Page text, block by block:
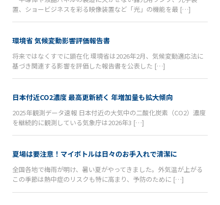
置、ショービジネスを彩る映像装置など「光」の機能を最 […]
環境省 気候変動影響評価報告書
将来ではなくすでに顕在化 環境省は2026年2月、気候変動適応法に
基づき関連する影響を評価した報告書を公表した […]
日本付近CO2濃度 最高更新続く 年増加量も拡大傾向
2025年観測データ速報 日本付近の大気中の二酸化炭素（CO2）濃度
を継続的に観測している気象庁は2026年3 […]
夏場は要注意！マイボトルは日々のお手入れで清潔に
全国各地で梅雨が明け、暑い夏がやってきました。外気温が上がる
この季節は熱中症のリスクも特に高まり、予防のために […]